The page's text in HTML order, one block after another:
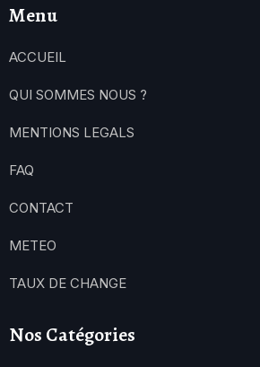
Menu
ACCUEIL
QUI SOMMES NOUS ?
MENTIONS LEGALS
FAQ
CONTACT
METEO
TAUX DE CHANGE
Nos Catégories